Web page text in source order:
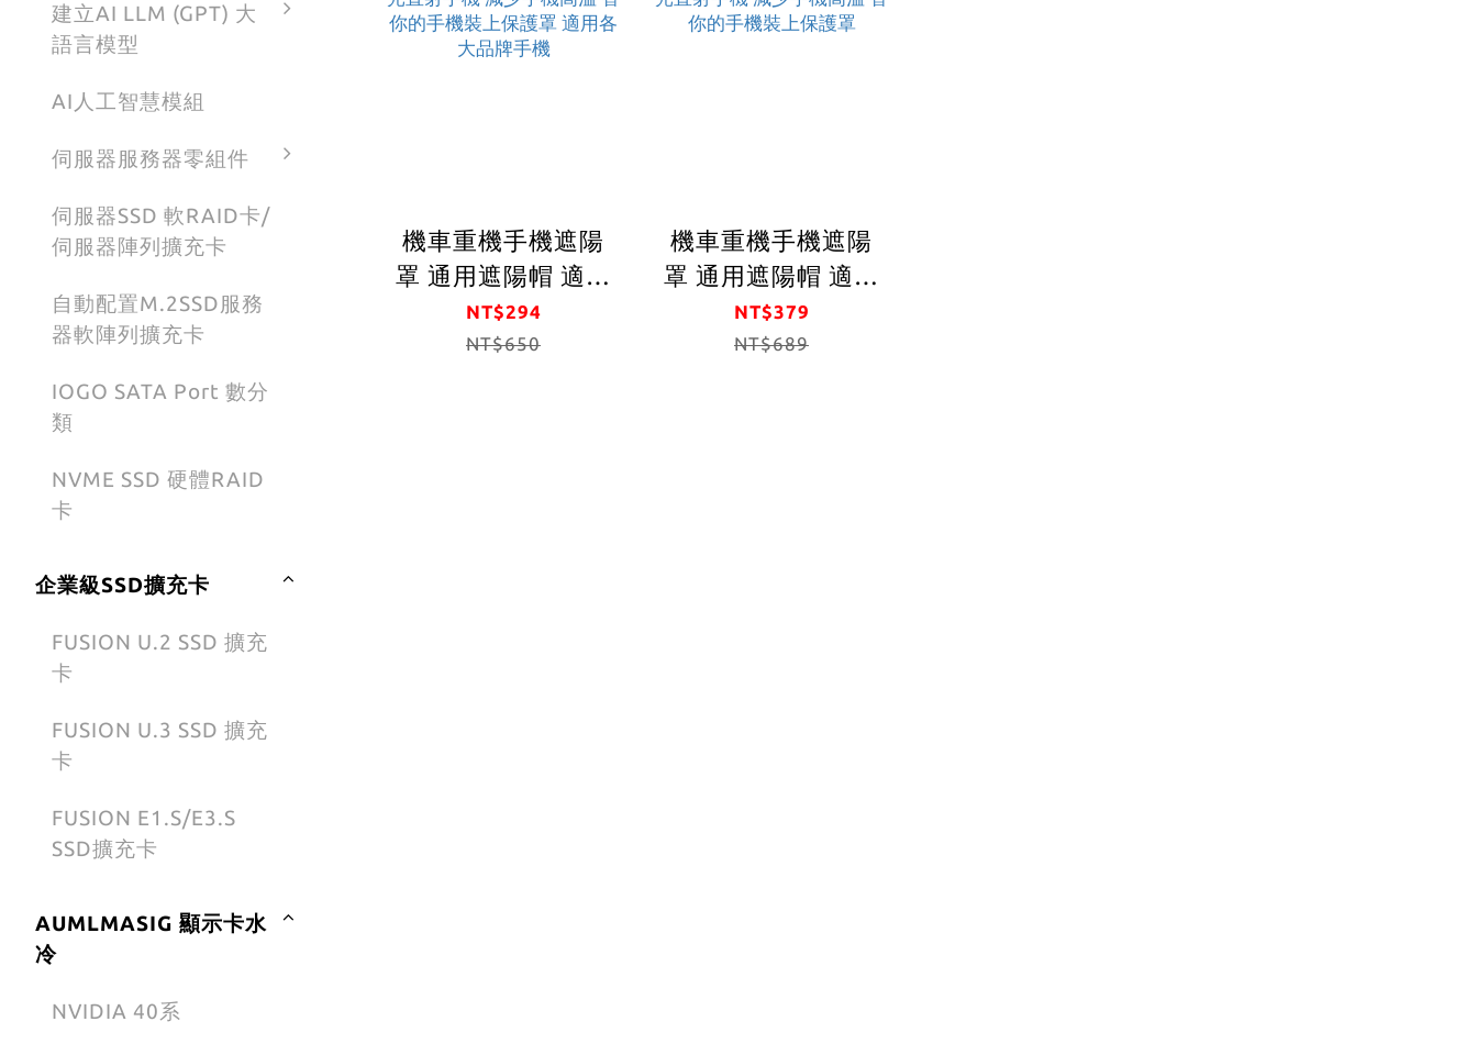
建立AI LLM (GPT) 大
語言模型
AI人工智慧模組
伺服器服務器零組件
伺服器SSD 軟RAID卡/
伺服器陣列擴充卡
自動配置M.2SSD服務
器軟陣列擴充卡
IOGO SATA Port 數分
類
NVME SSD 硬體RAID
卡
企業級SSD擴充卡
FUSION U.2 SSD 擴充
卡
FUSION U.3 SSD 擴充
卡
FUSION E1.S/E3.S
SSD擴充卡
AUMLMASIG 顯示卡水
冷
NVIDIA 40系
機車重機手機遮陽
罩 通用遮陽帽 適用
於擴充手機支架 防
NT$294
NT$650
機車重機手機遮陽
罩 通用遮陽帽 適用
於擴充手機支架 防
NT$379
NT$689